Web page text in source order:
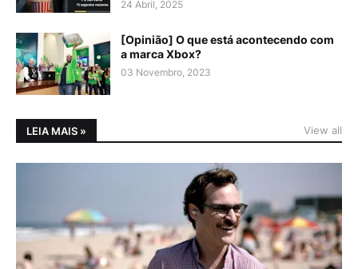
24 Abril, 2025
[Opinião] O que está acontecendo com
a marca Xbox?
03 Novembro, 2023
LEIA MAIS » View all